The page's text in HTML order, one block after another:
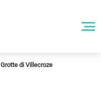
Grotte di Villecroze